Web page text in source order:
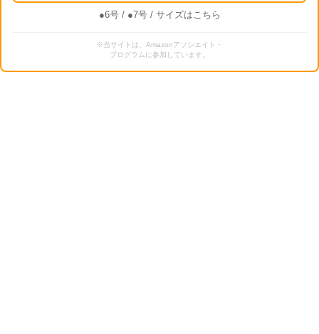
●6号/ ●7号/ サイズはこちら
※当サイトは、Amazonアソシエイト・
プログラムに参加しています。